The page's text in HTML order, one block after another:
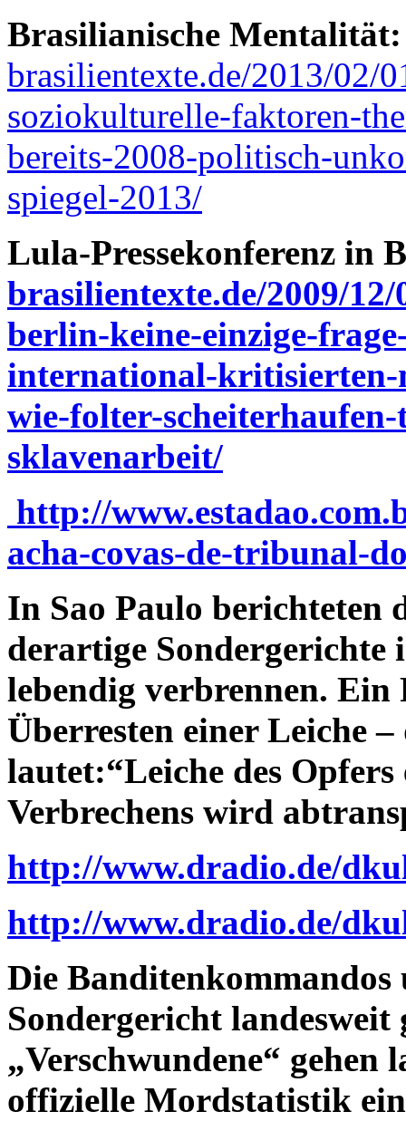
Brasilianische
brasilientexte.de/2013/02/
soziokulturelle-faktoren-
bereits-2008-politisch-
spiegel-2013/
Lula-Pressekonferenz in
brasilientexte.de/2009/
berlin-keine-einzige-
international-kritisierten-
wie-folter-scheiterhaufen-
sklavenarbeit/
http://
acha-covas-de-tribunal-
In Sao Paulo berichteten
derartige Sondergerichte
lebendig verbrennen.
Überresten einer Leiche
lautet:“Leiche des Opfers
Verbrechens wird
http://www.dradio.de/
http://www.dradio.de/
Die Banditenkommandos
Sondergericht landesweit
„Verschwundene“
offizielle Mordstatistik